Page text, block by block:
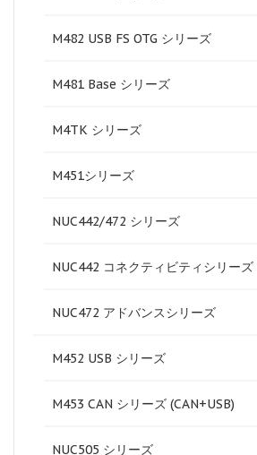
M482 USB FS OTG シリーズ
M481 Base シリーズ
M4TK シリーズ
M451シリーズ
NUC442/472 シリーズ
NUC442 コネクティビティシリーズ
NUC472 アドバンスシリーズ
M452 USB シリーズ
M453 CAN シリーズ (CAN+USB)
NUC505 シリーズ